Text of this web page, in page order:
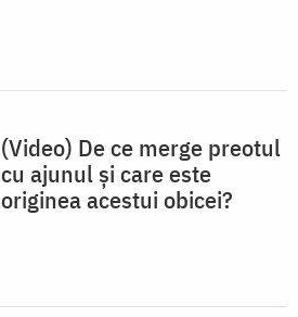
(Video) De ce merge preotul
cu ajunul și care este
originea acestui obicei?